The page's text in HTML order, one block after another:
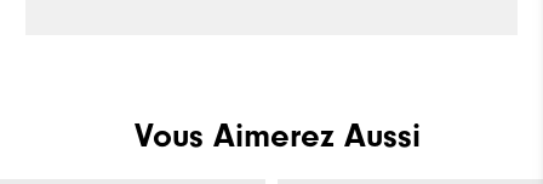
Vous Aimerez Aussi